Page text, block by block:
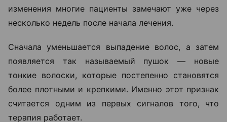
изменения многие пациенты замечают уже через
несколько недель после начала лечения.
Сначала уменьшается выпадение волос, а затем
появляется так называемый пушок — новые
тонкие волоски, которые постепенно становятся
более плотными и крепкими. Именно этот признак
считается одним из первых сигналов того, что
терапия работает.